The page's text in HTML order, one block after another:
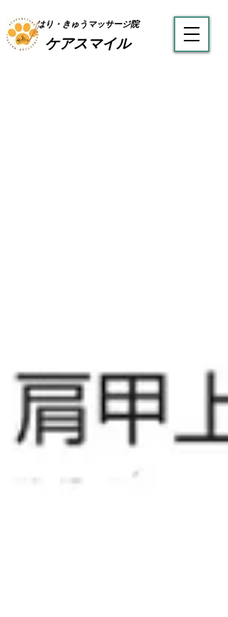
はり・きゅうマッサージ院
ケアスマイル